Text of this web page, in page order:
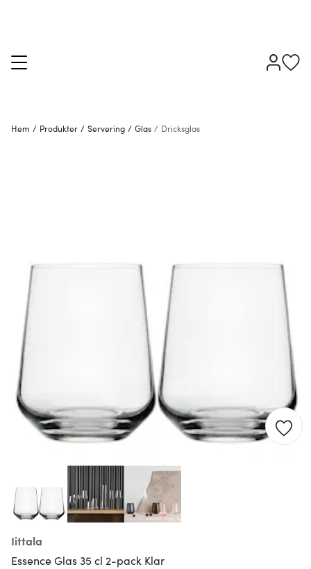
Hem / Produkter / Servering / Glas / Dricksglas
Iittala
Essence Glas 35 cl 2-pack Klar